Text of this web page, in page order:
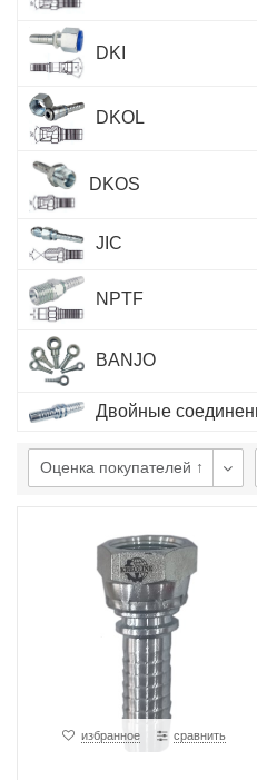
DKI
DKOL
DKOS
JIC
NPTF
BANJO
Двойные
Оценка покупателей ↑
избранное сравнить